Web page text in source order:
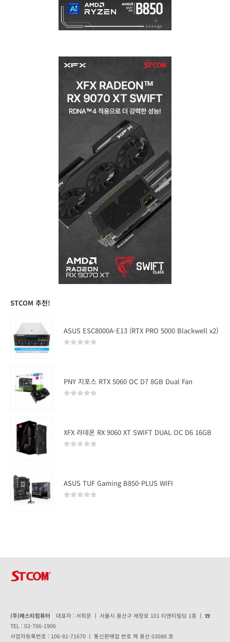
STCOM 추천!
ASUS ESC8000A-E13 (RTX PRO 5000 Blackwell x2)
PNY 지포스 RTX 5060 OC D7 8GB Dual Fan
XFX 라데온 RX 9060 XT SWIFT DUAL OC D6 16GB
ASUS TUF Gaming B850-PLUS WIFI
(주)에스티컴퓨터 대표자 : 서희문 ㅣ 서울시 용산구 새창로 101 티앤티빌딩 1층 ㅣ ☎
TEL : 02-706-1906
사업자등록번호 : 106-81-71670 ㅣ 통신판매업 번호 제 용산 03086 호